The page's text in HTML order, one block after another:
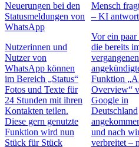
Neuerungen bei den
Statusmeldungen von
WhatsApp
Nutzerinnen und
Nutzer von
WhatsApp können
im Bereich „Status“
Fotos und Texte für
24 Stunden mit ihren
Kontakten teilen.
Diese gern genutzte
Funktion wird nun
Stück für Stück
Mensch
– KI
Vor ein paar
die bereits
Funktion
Overview“
Google in
Deutschland
und nach
verbreitet –